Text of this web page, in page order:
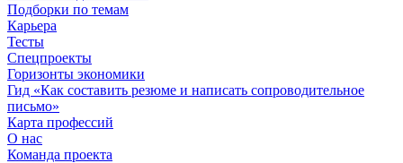
Подборки по темам
Карьера
Тесты
Спецпроекты
Горизонты экономики
Гид «Как составить резюме и написать сопроводительное
письмо»
Карта профессий
О наc
Команда проекта